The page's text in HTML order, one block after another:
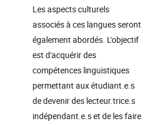
Les aspects culturels
associés à ces langues seront
également abordés. L'objectif
est d'acquérir des
compétences linguistiques
permettant aux étudiant.e.s
de devenir des lecteur.trice.s
indépendant.e.s et de les faire